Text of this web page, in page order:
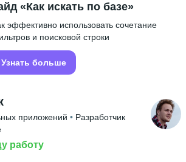
«Как искать по базе»
эффективно использовать сочетание
и поисковой строки
Узнать больше
приложений • Разработчик
работу